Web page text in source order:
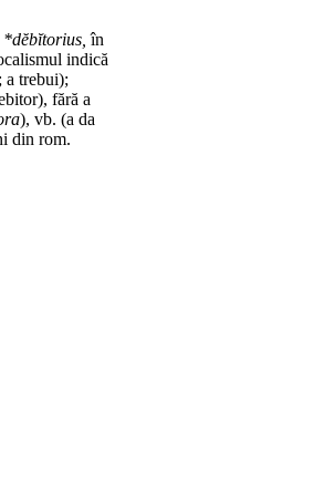
*dĕbĭtorius, în
indică
a trebui);
fără a
), vb. (a da
din rom.